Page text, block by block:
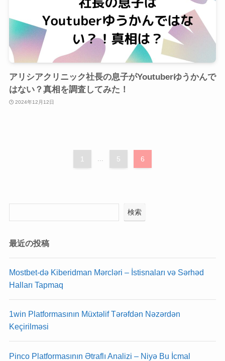
アリシアクリニック社長の息子がYoutuberゆうかんで
はない？真相を調査してみた！
2024年12月12日
1 ... 5 6
検索
最近の投稿
Mostbet-də Kiberidman Mərcləri – İstisnaları və Sərhəd
Halları Tapmaq
1win Platformasının Müxtəlif Tərəfdən Nəzərdən
Keçirilməsi
Pinco Platformasının Ətraflı Analizi – Niyə Bu İcmal